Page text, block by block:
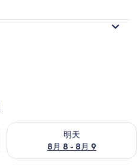
況
明天
8月 8 - 8月 9
查看明天 (8月 8 - 8月 9) 的供